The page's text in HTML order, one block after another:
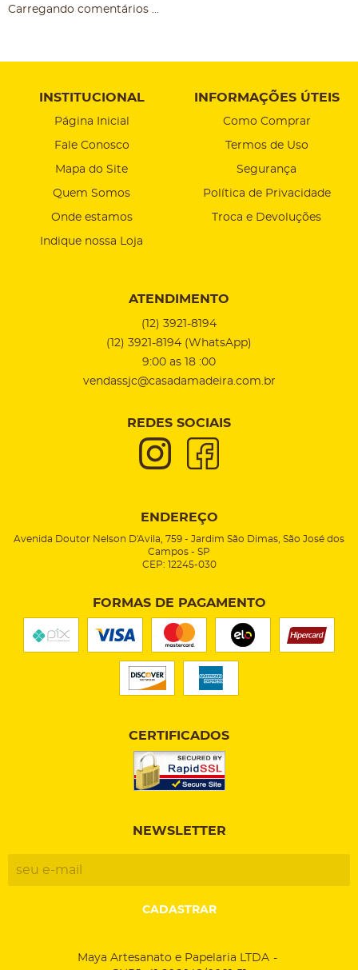
Carregando comentários ...
INSTITUCIONAL
Página Inicial
Fale Conosco
Mapa do Site
Quem Somos
Onde estamos
Indique nossa Loja
INFORMAÇÕES ÚTEIS
Como Comprar
Termos de Uso
Segurança
Política de Privacidade
Troca e Devoluções
ATENDIMENTO
(12) 3921-8194
(12) 3921-8194 (WhatsApp)
9:00 as 18 :00
vendassjc@casadamadeira.com.br
REDES SOCIAIS
ENDEREÇO
Avenida Doutor Nelson D'Avila, 759 - Jardim São Dimas, São José dos
Campos - SP
CEP: 12245-030
FORMAS DE PAGAMENTO
CERTIFICADOS
NEWSLETTER
CADASTRAR
Maya Artesanato e Papelaria LTDA